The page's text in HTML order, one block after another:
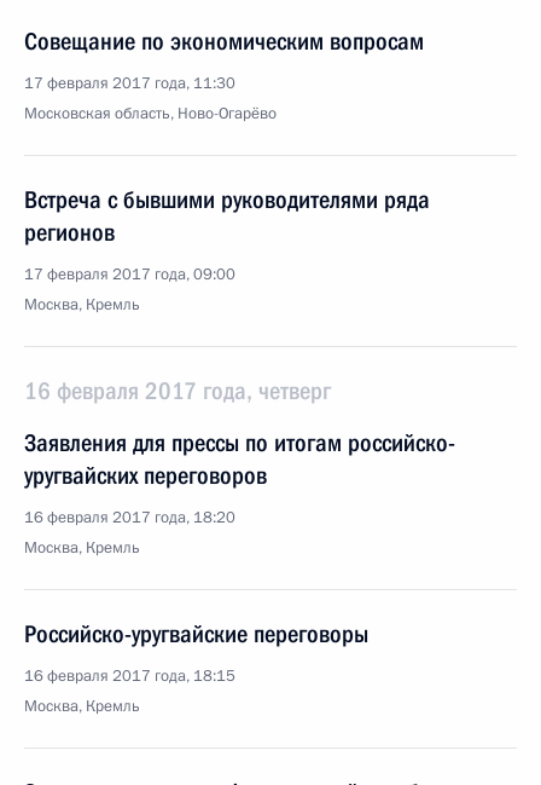
Совещание по экономическим вопросам
17 февраля 2017 года, 11:30
Московская область, Ново-Огарёво
Встреча с бывшими руководителями ряда
регионов
17 февраля 2017 года, 09:00
Москва, Кремль
16 февраля 2017 года, четверг
Заявления для прессы по итогам российско-
уругвайских переговоров
16 февраля 2017 года, 18:20
Москва, Кремль
Российско-уругвайские переговоры
16 февраля 2017 года, 18:15
Москва, Кремль